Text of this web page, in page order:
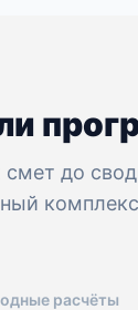
до
расчёты